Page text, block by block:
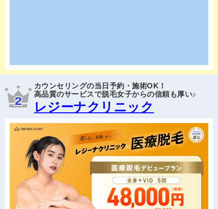
カウンセリングの当日予約・施術OK！
高品質のサービスで脱毛女子からの信頼も厚い♪
レジーナクリニック